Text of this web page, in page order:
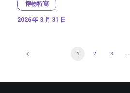
博物特寫
2026 年 3 月 31 日
1 2 3 ...